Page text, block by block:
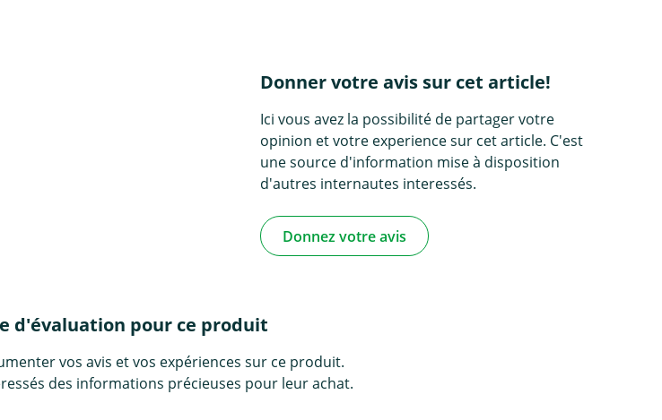
Donner votre avis sur cet article!
Ici vous avez la possibilité de partager votre
opinion et votre experience sur cet article. C'est
une source d'information mise à disposition
d'autres internautes interessés.
Donnez votre avis
d'évaluation pour ce produit
vos avis et vos expériences sur ce produit.
des informations précieuses pour leur achat.